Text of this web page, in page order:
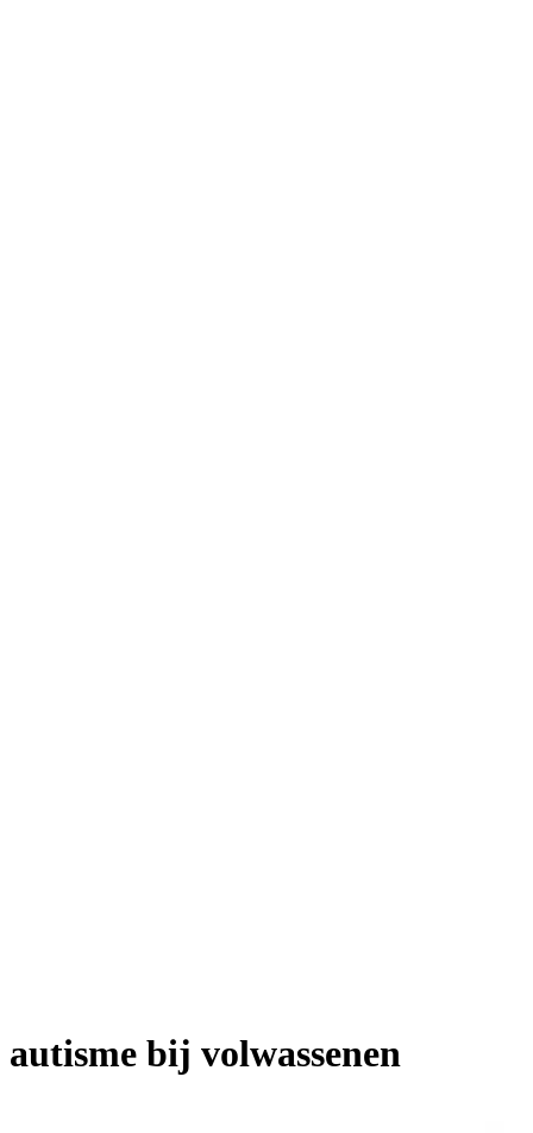
autisme bij volwassenen